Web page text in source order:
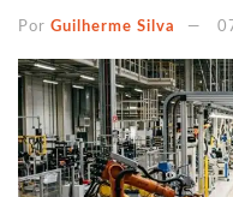
Por Guilherme Silva